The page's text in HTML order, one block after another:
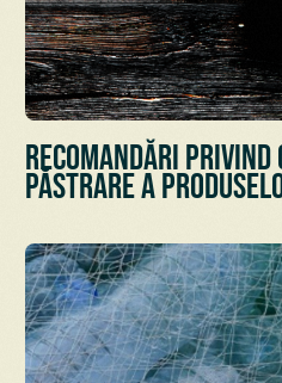
Recomandări
păstrare a